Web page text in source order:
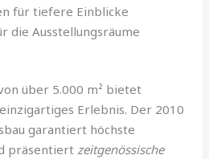
für tiefere Einblicke
die Ausstellungsräume
über 5.000 m² bietet
Erlebnis. Der 2010
garantiert höchste
präsentiertzeitgenössische